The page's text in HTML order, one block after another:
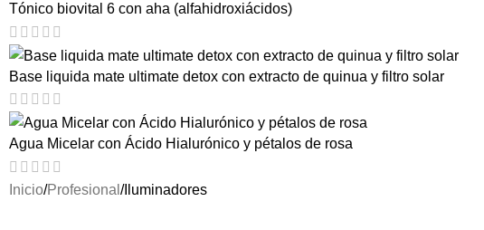
Tónico biovital 6 con aha (alfahidroxiácidos)
Base liquida mate ultimate detox con extracto de quinua y filtro solar
Agua Micelar con Ácido Hialurónico y pétalos de rosa
Inicio Profesional Iluminadores